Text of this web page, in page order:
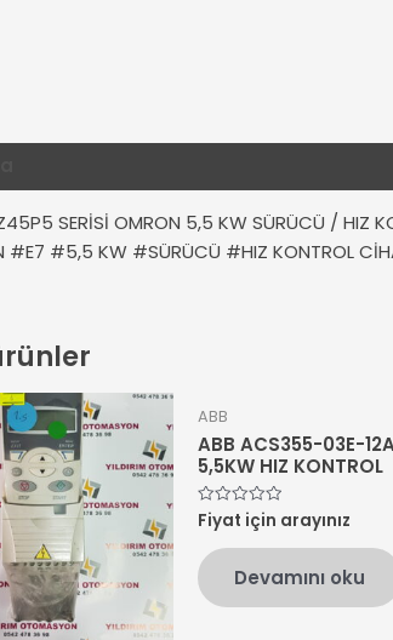
SERİSİ OMRON 5,5 KW SÜRÜCÜ / HIZ
#E7 #5,5 KW #SÜRÜCÜ #HIZ KONTROL
ABB
ABB ACS355-03E-
5,5KW HIZ KONTROL
5
üzerinden
oy
aldı
Fiyat için arayınız
Devamını oku